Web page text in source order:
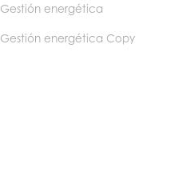
Gestión energética
Gestión energética Copy